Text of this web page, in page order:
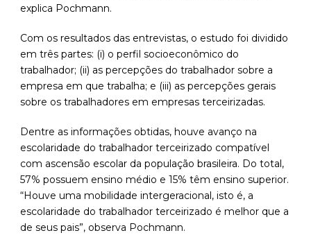
explica Pochmann.
Com os resultados das entrevistas, o estudo foi dividido
em três partes: (i) o perfil socioeconômico do
trabalhador; (ii) as percepções do trabalhador sobre a
empresa em que trabalha; e (iii) as percepções gerais
sobre os trabalhadores em empresas terceirizadas.
Dentre as informações obtidas, houve avanço na
escolaridade do trabalhador terceirizado compatível
com ascensão escolar da população brasileira. Do total,
57% possuem ensino médio e 15% têm ensino superior.
“Houve uma mobilidade intergeracional, isto é, a
escolaridade do trabalhador terceirizado é melhor que a
de seus pais”, observa Pochmann.